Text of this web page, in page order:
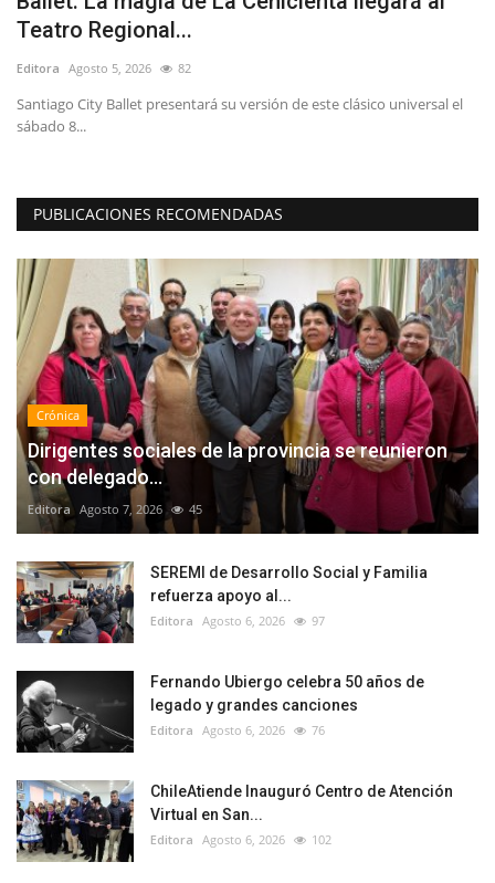
Reconstrucción: “Las Pymes...
Editora Julio 25, 2026 225
PUBLICACIONES RECOMENDADAS
Crónica
Dirigentes sociales de la provincia se reunieron
con delegado...
Editora Agosto 7, 2026 45
SEREMI de Desarrollo Social y Familia
refuerza apoyo al...
Editora Agosto 6, 2026 97
Fernando Ubiergo celebra 50 años de
legado y grandes canciones
Editora Agosto 6, 2026 76
ChileAtiende Inauguró Centro de Atención
Virtual en San...
Editora Agosto 6, 2026 102